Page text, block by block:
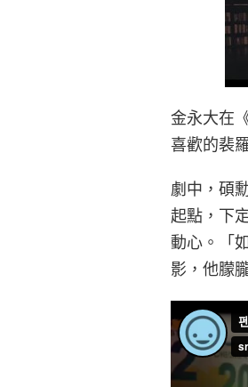
金永大在
喜歡的裴
劇中，碩
起點，下
動心。「
影，他朦